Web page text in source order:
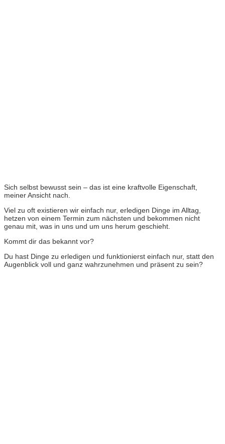
Sich selbst bewusst sein – das ist eine kraftvolle Eigenschaft,
meiner Ansicht nach.
Viel zu oft existieren wir einfach nur, erledigen Dinge im Alltag,
hetzen von einem Termin zum nächsten und bekommen nicht
genau mit, was in uns und um uns herum geschieht.
Kommt dir das bekannt vor?
Du hast Dinge zu erledigen und funktionierst einfach nur, statt den
Augenblick voll und ganz wahrzunehmen und präsent zu sein?